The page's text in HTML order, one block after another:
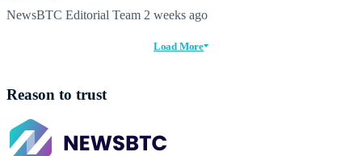
NewsBTC Editorial Team 2 weeks ago
Load More
Reason to trust